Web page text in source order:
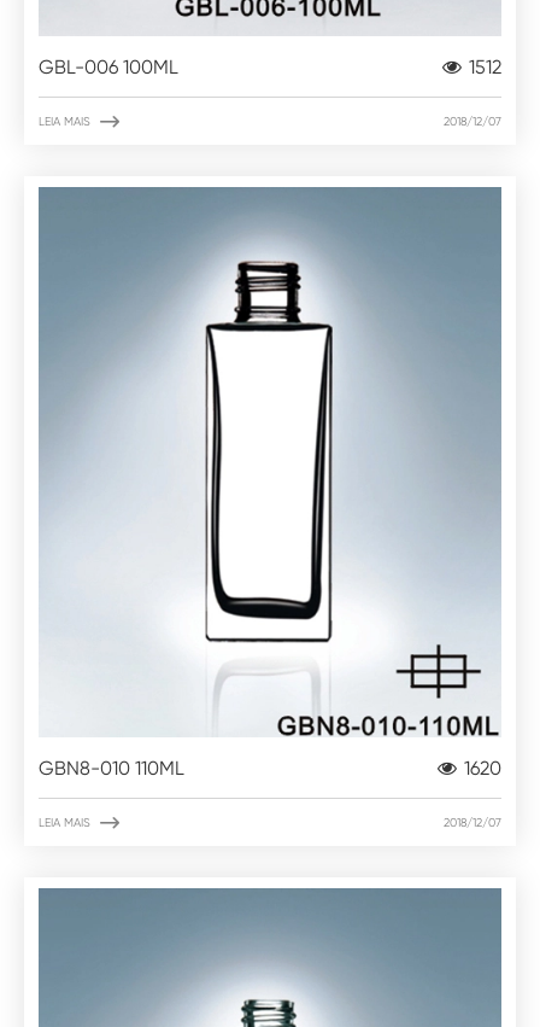
GBL-006 100ML 1512
LEIA MAIS  2018/12/07
GBN8-010 110ML 1620
LEIA MAIS  2018/12/07